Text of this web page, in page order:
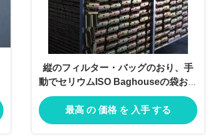
縦のフィルター・バッグのおり、手
動でセリウムISO Baghouseの袋およ
びおり
最高 の 価格 を 入手 する